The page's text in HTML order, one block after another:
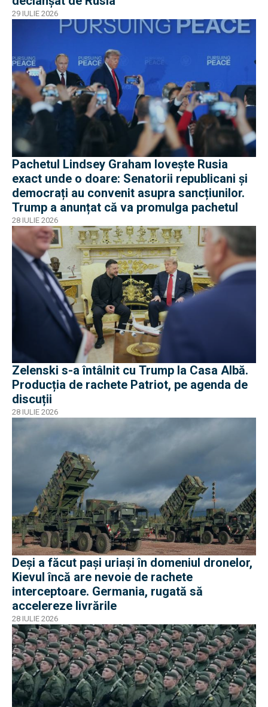
29 IULIE 2026
Pachetul Lindsey Graham lovește Rusia
exact unde o doare: Senatorii republicani și
democrați au convenit asupra sancțiunilor.
Trump a anunțat că va promulga pachetul
28 IULIE 2026
Zelenski s-a întâlnit cu Trump la Casa Albă.
Producția de rachete Patriot, pe agenda de
discuții
28 IULIE 2026
Deși a făcut pași uriași în domeniul dronelor,
Kievul încă are nevoie de rachete
interceptoare. Germania, rugată să
accelereze livrările
28 IULIE 2026